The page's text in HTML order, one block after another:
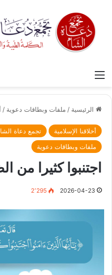
القائمة
الرئيسية / ملفات وبطاقات دعوية /
أخلاقنا الإسلامية تجمع دعاة
ملفات وبطاقات دعوية
اجتنبوا كثيرا من
2026-04-23 2٬295